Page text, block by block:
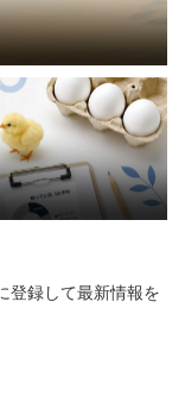
登録して最新情報を